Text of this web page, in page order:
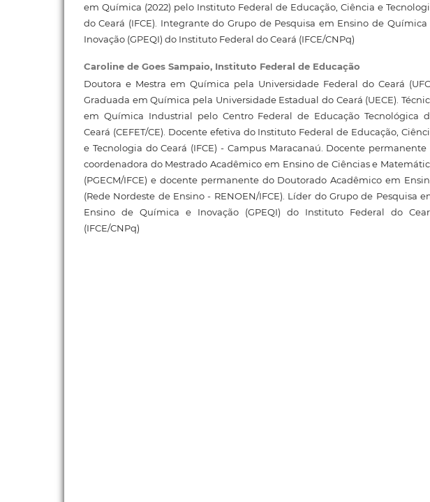
em Química (2022) pelo Instituto Federal de Educação, Ciência e
do Ceará (IFCE). Integrante do Grupo de Pesquisa em Ensino de Química
Inovação (GPEQI) do Instituto Federal do Ceará (IFCE/CNPq)
Caroline de Goes Sampaio, Instituto Federal de Educação
Doutora e Mestra em Química pela Universidade Federal do Ceará
Graduada em Química pela Universidade Estadual do Ceará (UECE).
em Química Industrial pelo Centro Federal de Educação Tecnológica
Ceará (CEFET/CE). Docente efetiva do Instituto Federal de Educação,
e Tecnologia do Ceará (IFCE) - Campus Maracanaú. Docente permanente
coordenadora do Mestrado Acadêmico em Ensino de Ciências e
(PGECM/IFCE) e docente permanente do Doutorado Acadêmico em
(Rede Nordeste de Ensino - RENOEN/IFCE). Líder do Grupo de Pesquisa
Ensino de Química e Inovação (GPEQI) do Instituto Federal do
(IFCE/CNPq)